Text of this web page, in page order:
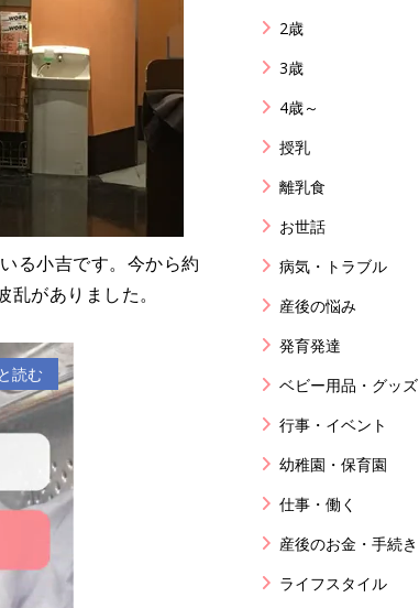
る小吉です。今から約
がありました。
読む
2歳
3歳
4歳～
授乳
離乳食
お世話
病気・トラブル
産後の悩み
発育発達
ベビー用品・グッズ
行事・イベント
幼稚園・保育園
仕事・働く
産後のお金・手続き
ライフスタイル